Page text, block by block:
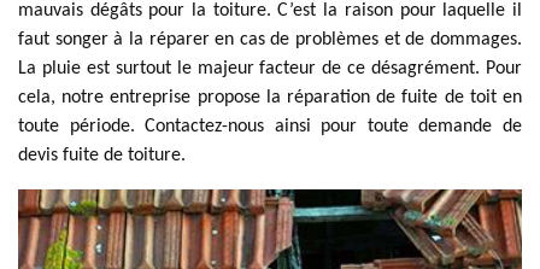
mauvais dégâts pour la toiture. C’est la raison pour laquelle il
faut songer à la réparer en cas de problèmes et de dommages.
La pluie est surtout le majeur facteur de ce désagrément. Pour
cela, notre entreprise propose la réparation de fuite de toit en
toute période. Contactez-nous ainsi pour toute demande de
devis fuite de toiture.